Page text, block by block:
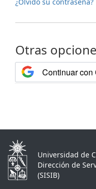
Otras
Continuar con
Universidad de
Dirección de
(SISIB)